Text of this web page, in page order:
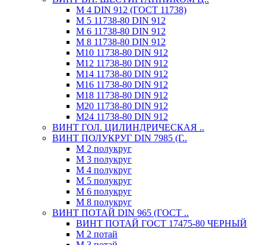
М 4 DIN 912 (ГОСТ 11738)
М 5 11738-80 DIN 912
М 6 11738-80 DIN 912
М 8 11738-80 DIN 912
М10 11738-80 DIN 912
М12 11738-80 DIN 912
М14 11738-80 DIN 912
М16 11738-80 DIN 912
М18 11738-80 DIN 912
М20 11738-80 DIN 912
М24 11738-80 DIN 912
ВИНТ ГОЛ. ЦИЛИНДРИЧЕСКАЯ ..
ВИНТ ПОЛУКРУГ DIN 7985 (Г..
М 2 полукруг
М 3 полукруг
М 4 полукруг
М 5 полукруг
М 6 полукруг
М 8 полукруг
ВИНТ ПОТАЙ DIN 965 (ГОСТ ..
ВИНТ ПОТАЙ ГОСТ 17475-80 ЧЕРНЫЙ
М 2 потай